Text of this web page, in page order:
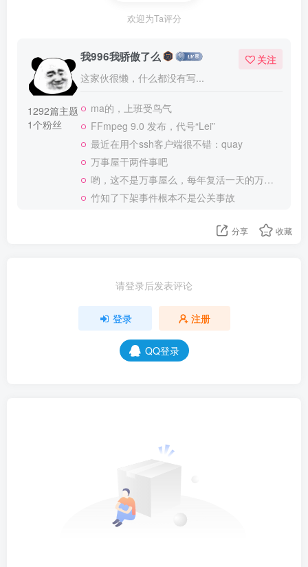
欢迎为Ta评分
1292篇主题
1个粉丝
我996我骄傲了么
这家伙很懒，什么都没有写...
关注
ma的，上班受鸟气
FFmpeg 9.0 发布，代号“Lei”
最近在用个ssh客户端很不错：quay
万事屋干两件事吧
哟，这不是万事屋么，每年复活一天的万事屋
竹知了下架事件根本不是公关事故
分享 收藏
请登录后发表评论
登录 注册
QQ登录